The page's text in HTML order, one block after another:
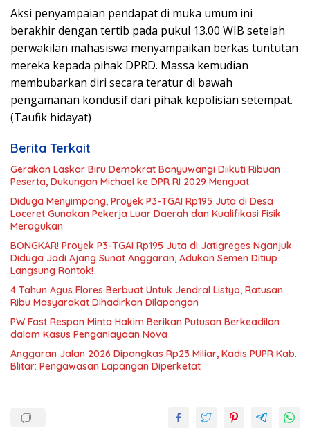
Aksi penyampaian pendapat di muka umum ini
berakhir dengan tertib pada pukul 13.00 WIB setelah
perwakilan mahasiswa menyampaikan berkas tuntutan
mereka kepada pihak DPRD. Massa kemudian
membubarkan diri secara teratur di bawah
pengamanan kondusif dari pihak kepolisian setempat.
(Taufik hidayat)
Berita Terkait
Gerakan Laskar Biru Demokrat Banyuwangi Diikuti Ribuan
Peserta, Dukungan Michael ke DPR RI 2029 Menguat
Diduga Menyimpang, Proyek P3-TGAI Rp195 Juta di Desa
Loceret Gunakan Pekerja Luar Daerah dan Kualifikasi Fisik
Meragukan
BONGKAR! Proyek P3-TGAI Rp195 Juta di Jatigreges Nganjuk
Diduga Jadi Ajang Sunat Anggaran, Adukan Semen Ditiup
Langsung Rontok!
4 Tahun Agus Flores Berbuat Untuk Jendral Listyo, Ratusan
Ribu Masyarakat Dihadirkan Dilapangan
PW Fast Respon Minta Hakim Berikan Putusan Berkeadilan
dalam Kasus Penganiayaan Nova
Anggaran Jalan 2026 Dipangkas Rp23 Miliar, Kadis PUPR Kab.
Blitar: Pengawasan Lapangan Diperketat